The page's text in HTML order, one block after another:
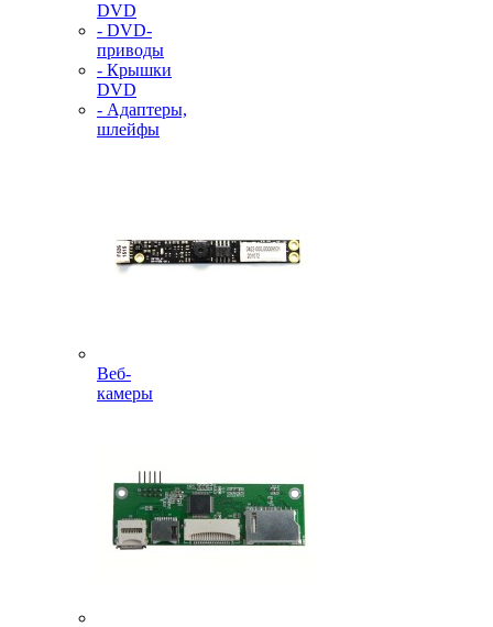
DVD
- DVD-
приводы
- Крышки
DVD
- Адаптеры,
шлейфы
Веб-
камеры